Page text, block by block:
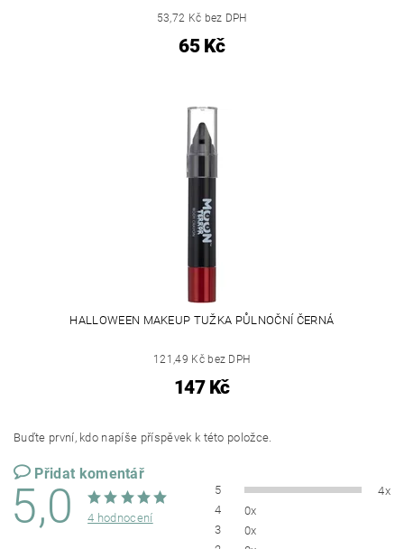
53,72 Kč bez DPH
65 Kč
HALLOWEEN MAKEUP TUŽKA PŮLNOČNÍ ČERNÁ
121,49 Kč bez DPH
147 Kč
Buďte první, kdo napíše příspěvek k této položce.
Přidat komentář
5,0 4 hodnocení
5
4x
4
0x
3
0x